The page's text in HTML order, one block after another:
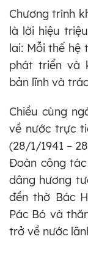
Chương trình
là lời hiệu
lai: Mỗi thế hệ
phát triển và
bản lĩnh và
Chiều cùng
về nước trực
(28/1/1941 –
Đoàn công
dâng hương
đền thờ Bác
Pác Bó và
trở về nước